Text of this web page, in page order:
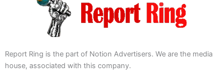
Report Ring is the part of Notion Advertisers. We are the media
house, associated with this company.